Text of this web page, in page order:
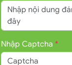
Nhập Captcha *